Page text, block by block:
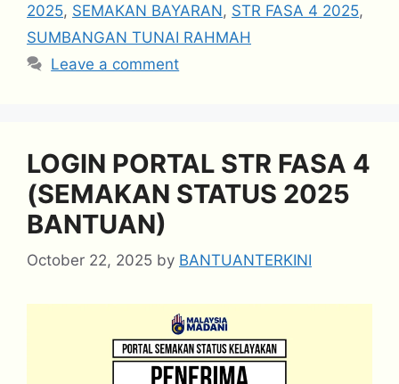
2025, SEMAKAN BAYARAN, STR FASA 4 2025,
SUMBANGAN TUNAI RAHMAH
Leave a comment
LOGIN PORTAL STR FASA 4
(SEMAKAN STATUS 2025
BANTUAN)
October 22, 2025 by BANTUANTERKINI